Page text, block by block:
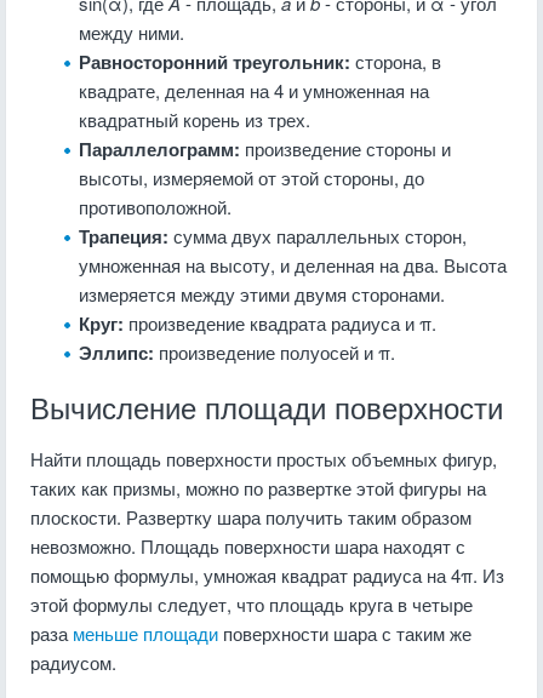
между ними.
Равносторонний треугольник: сторона, в
квадрате, деленная на 4 и умноженная на
квадратный корень из трех.
Параллелограмм: произведение стороны и
высоты, измеряемой от этой стороны, до
противоположной.
Трапеция: сумма двух параллельных сторон,
умноженная на высоту, и деленная на два. Высота
измеряется между этими двумя сторонами.
Круг: произведение квадрата радиуса и π.
Эллипс: произведение полуосей и π.
Вычисление площади поверхности
Найти площадь поверхности простых объемных фигур,
таких как призмы, можно по развертке этой фигуры на
плоскости. Развертку шара получить таким образом
невозможно. Площадь поверхности шара находят с
помощью формулы, умножая квадрат радиуса на 4π. Из
этой формулы следует, что площадь круга в четыре
раза меньше площади поверхности шара с таким же
радиусом.